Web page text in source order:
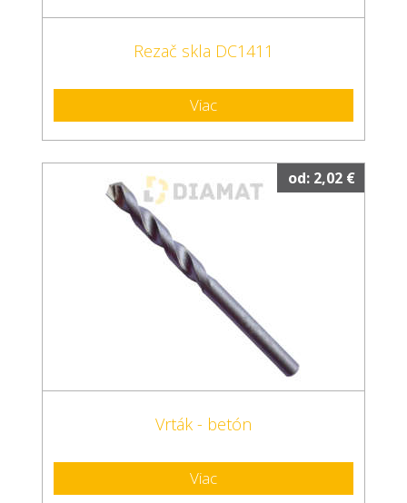
Rezač skla DC1411
Viac
od: 2,02 €
Vrták - betón
Viac